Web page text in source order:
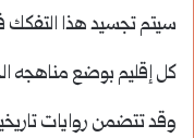
سيتم تجسيد هذا التفكك
كل إقليم بوضع مناهجه
وقد تتضمن روايات